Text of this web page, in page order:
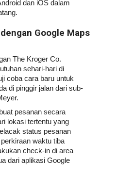
dan iOS dalam
The Kroger Co.
sehari-hari di
coba cara baru untuk
di pinggir jalan dari sub-
pesanan secara
lokasi tertentu yang
status pesanan
waktu tiba
check-in di area
dari aplikasi Google